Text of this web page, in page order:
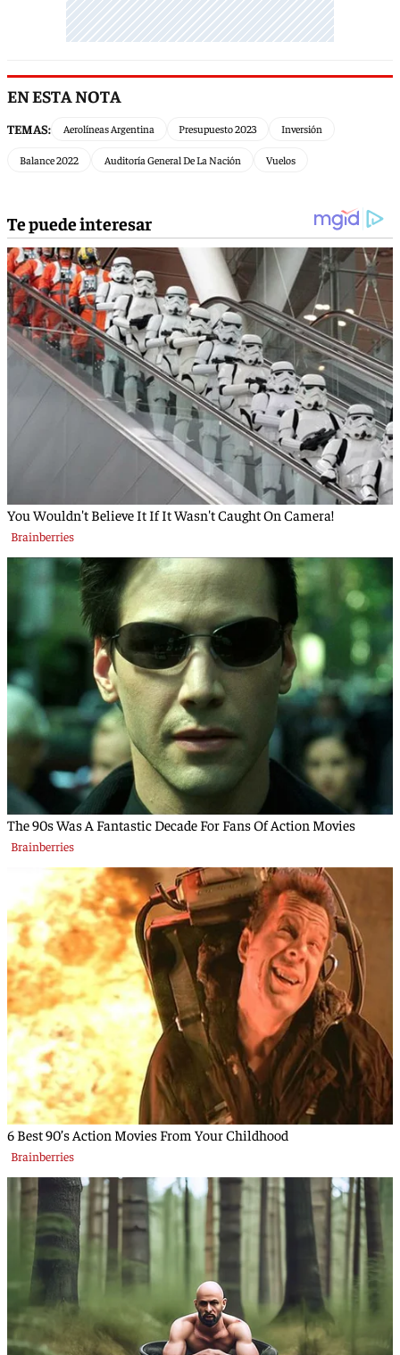
EN ESTA NOTA
TEMAS: Aerolíneas Argentina Presupuesto 2023 Inversión
Balance 2022 Auditoría General De La Nación Vuelos